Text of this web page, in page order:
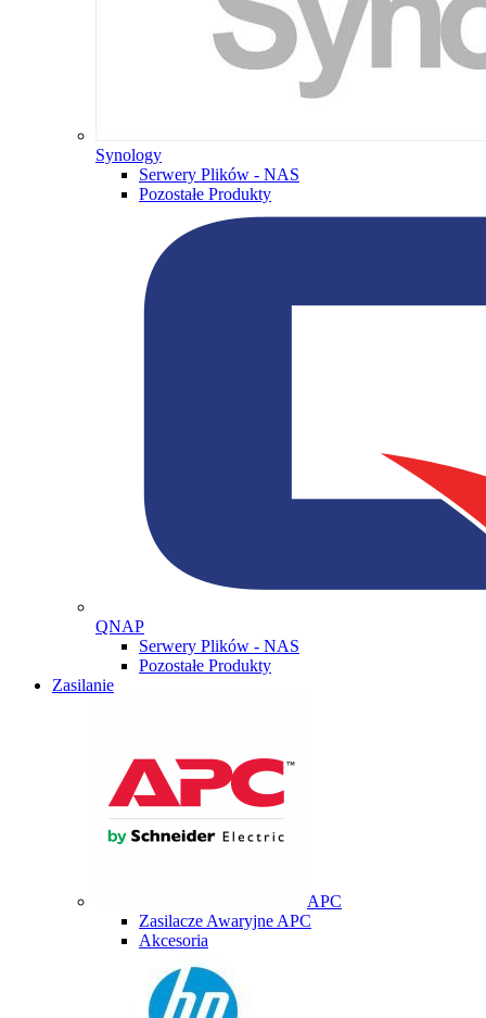
Synology
Serwery Plików - NAS
Pozostałe Produkty
QNAP
Serwery Plików - NAS
Pozostałe Produkty
Zasilanie
APC
Zasilacze Awaryjne APC
Akcesoria